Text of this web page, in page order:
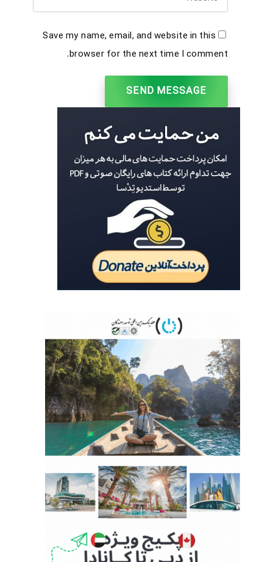
Save my name, email, and website in this
browser for the next time I comment.